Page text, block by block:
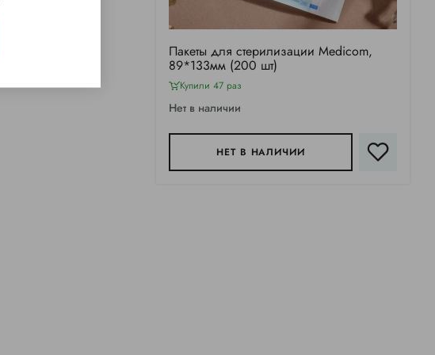
Пакеты для стерилизации Medicom,
89*133мм (200 шт)
Купили 47 раз
Нет в наличии
НЕТ В НАЛИЧИИ